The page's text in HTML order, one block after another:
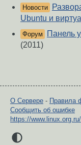
Новости
Ubuntu и
Форум
Панель
(2011)
О Сервере - Правила
Сообщить об ошибке
https://www.linux.org.ru/